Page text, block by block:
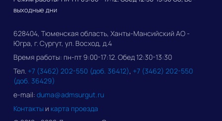
выходные дни
628404, Тюменская область, Ханты-Мансийский АО -
Югра, г. Сургут, ул. Восход, д.4
Время работы: пн-пт 9:00-17:12. Обед 12:30-13:30
Тел. +7 (3462) 202-550 (доб. 36412), +7 (3462) 202-550
(доб. 36429)
e-mail: duma@admsurgut.ru
Контакты и карта проезда